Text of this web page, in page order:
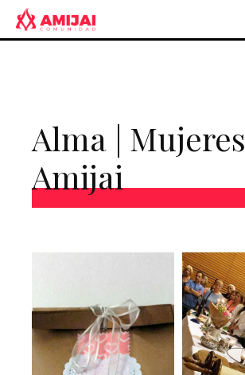
Alma | Mujeres
Amijai